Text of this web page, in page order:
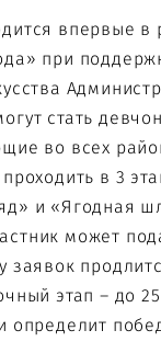
впервые в
при
стать
во всех
проходить в 3
и «Ягодная
может
заявок
этап – до
определит